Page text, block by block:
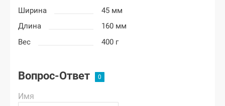
Ширина
45 мм
Длина
160 мм
Вес
400 г
Вопрос-Ответ
Имя